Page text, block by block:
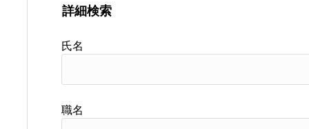
詳細検索
氏名
職名